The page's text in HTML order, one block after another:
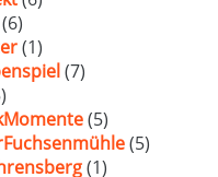
(6)
(1)
(7)
(5)
(5)
(1)